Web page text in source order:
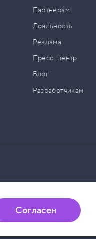
Партнёрам
Лояльность
Реклама
Пресс–центр
Блог
Разработчикам
Согласен